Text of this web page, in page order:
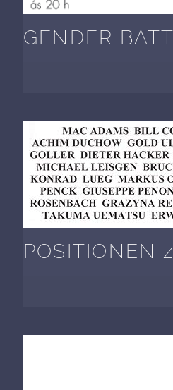
GENDER
POSITIONEN